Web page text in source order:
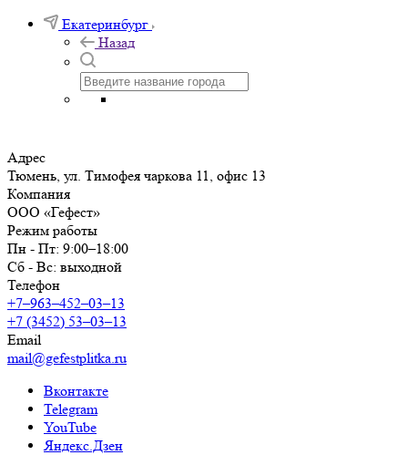
Екатеринбург
Назад
Адрес
Тюмень, ул. Тимофея чаркова 11, офис 13
Компания
ООО «Гефест»
Режим работы
Пн - Пт: 9:00–18:00
Сб - Вс: выходной
Телефон
+7‒963‒452‒03‒13
+7 (3452) 53‒03‒13
Email
mail@gefestplitka.ru
Вконтакте
Telegram
YouTube
Яндекс.Дзен